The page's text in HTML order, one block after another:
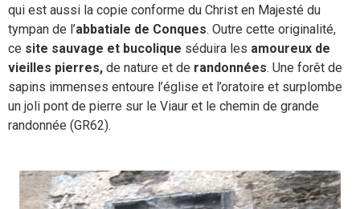
qui est aussi la copie conforme du Christ en Majesté du
tympan de l’abbatiale de Conques. Outre cette originalité,
ce site sauvage et bucolique séduira les amoureux de
vieilles pierres, de nature et de randonnées. Une forêt de
sapins immenses entoure l’église et l’oratoire et surplombe
un joli pont de pierre sur le Viaur et le chemin de grande
randonnée (GR62).